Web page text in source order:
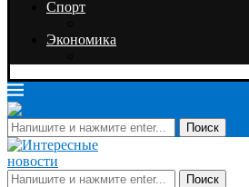
Спорт
Экономика
Поиск
Поиск